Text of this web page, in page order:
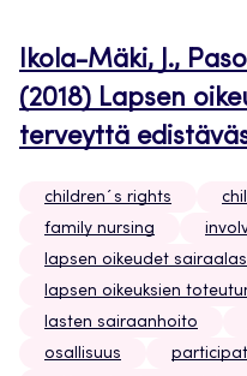
Ikola-Mäki, J.,
(2018) Lapsen
terveyttä
children´s rights
family nursing
lapsen oikeudet
lapsen oikeuksien
lasten sairaanhoito
osallisuus